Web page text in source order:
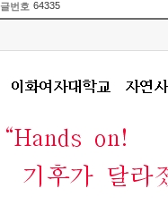
글번호 64335